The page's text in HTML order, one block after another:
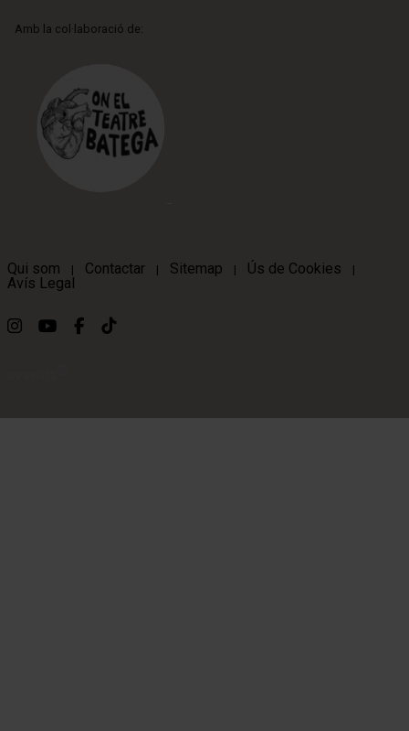
Amb la col·laboració de:
Qui som | Contactar | Sitemap | Ús de Cookies |
Avís Legal
Link a instagram
Link a youtube
Link a facebook
Link a ticktok